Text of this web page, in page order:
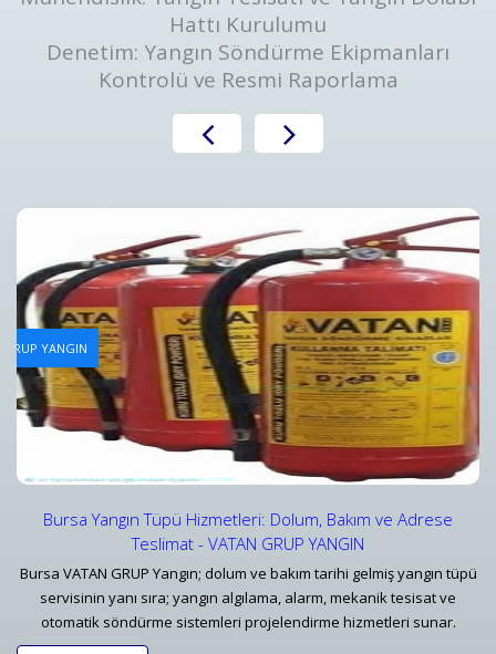
Hattı Kurulumu
Denetim: Yangın Söndürme Ekipmanları
Kontrolü ve Resmi Raporlama
YANGIN
Bursa Yangın Tüpü Hizmetleri: Dolum, Bakım ve Adrese
Teslimat - VATAN GRUP YANGIN
Bursa VATAN GRUP Yangın; dolum ve bakım tarihi gelmiş yangın tüpü
servisinin yanı sıra; yangın algılama, alarm, mekanik tesisat ve
otomatik söndürme sistemleri projelendirme hizmetleri sunar.
Yangın Tüpü Dolum Hizmeti
Bursa Yangın Tüpü Dolum Hizmeti ve Fiyatları - Vatan
Detaylar